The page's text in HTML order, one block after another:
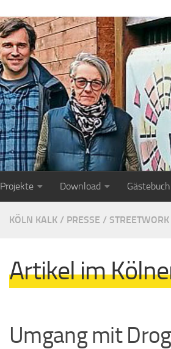
Projekte Download Gästebuch
KÖLN KALK / PRESSE / STREETWORK
Artikel im
Umgang mit